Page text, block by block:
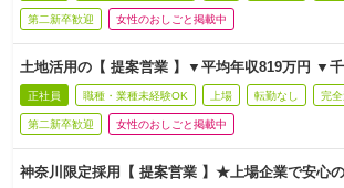
第二新卒歓迎 女性のおしごと掲載中
土地活用の【 提案営業 】▼平均年収819万円 ▼千
正社員 職種・業種未経験OK 上場 転勤なし 完
第二新卒歓迎 女性のおしごと掲載中
神奈川限定採用【 提案営業 】★上場企業で安心の